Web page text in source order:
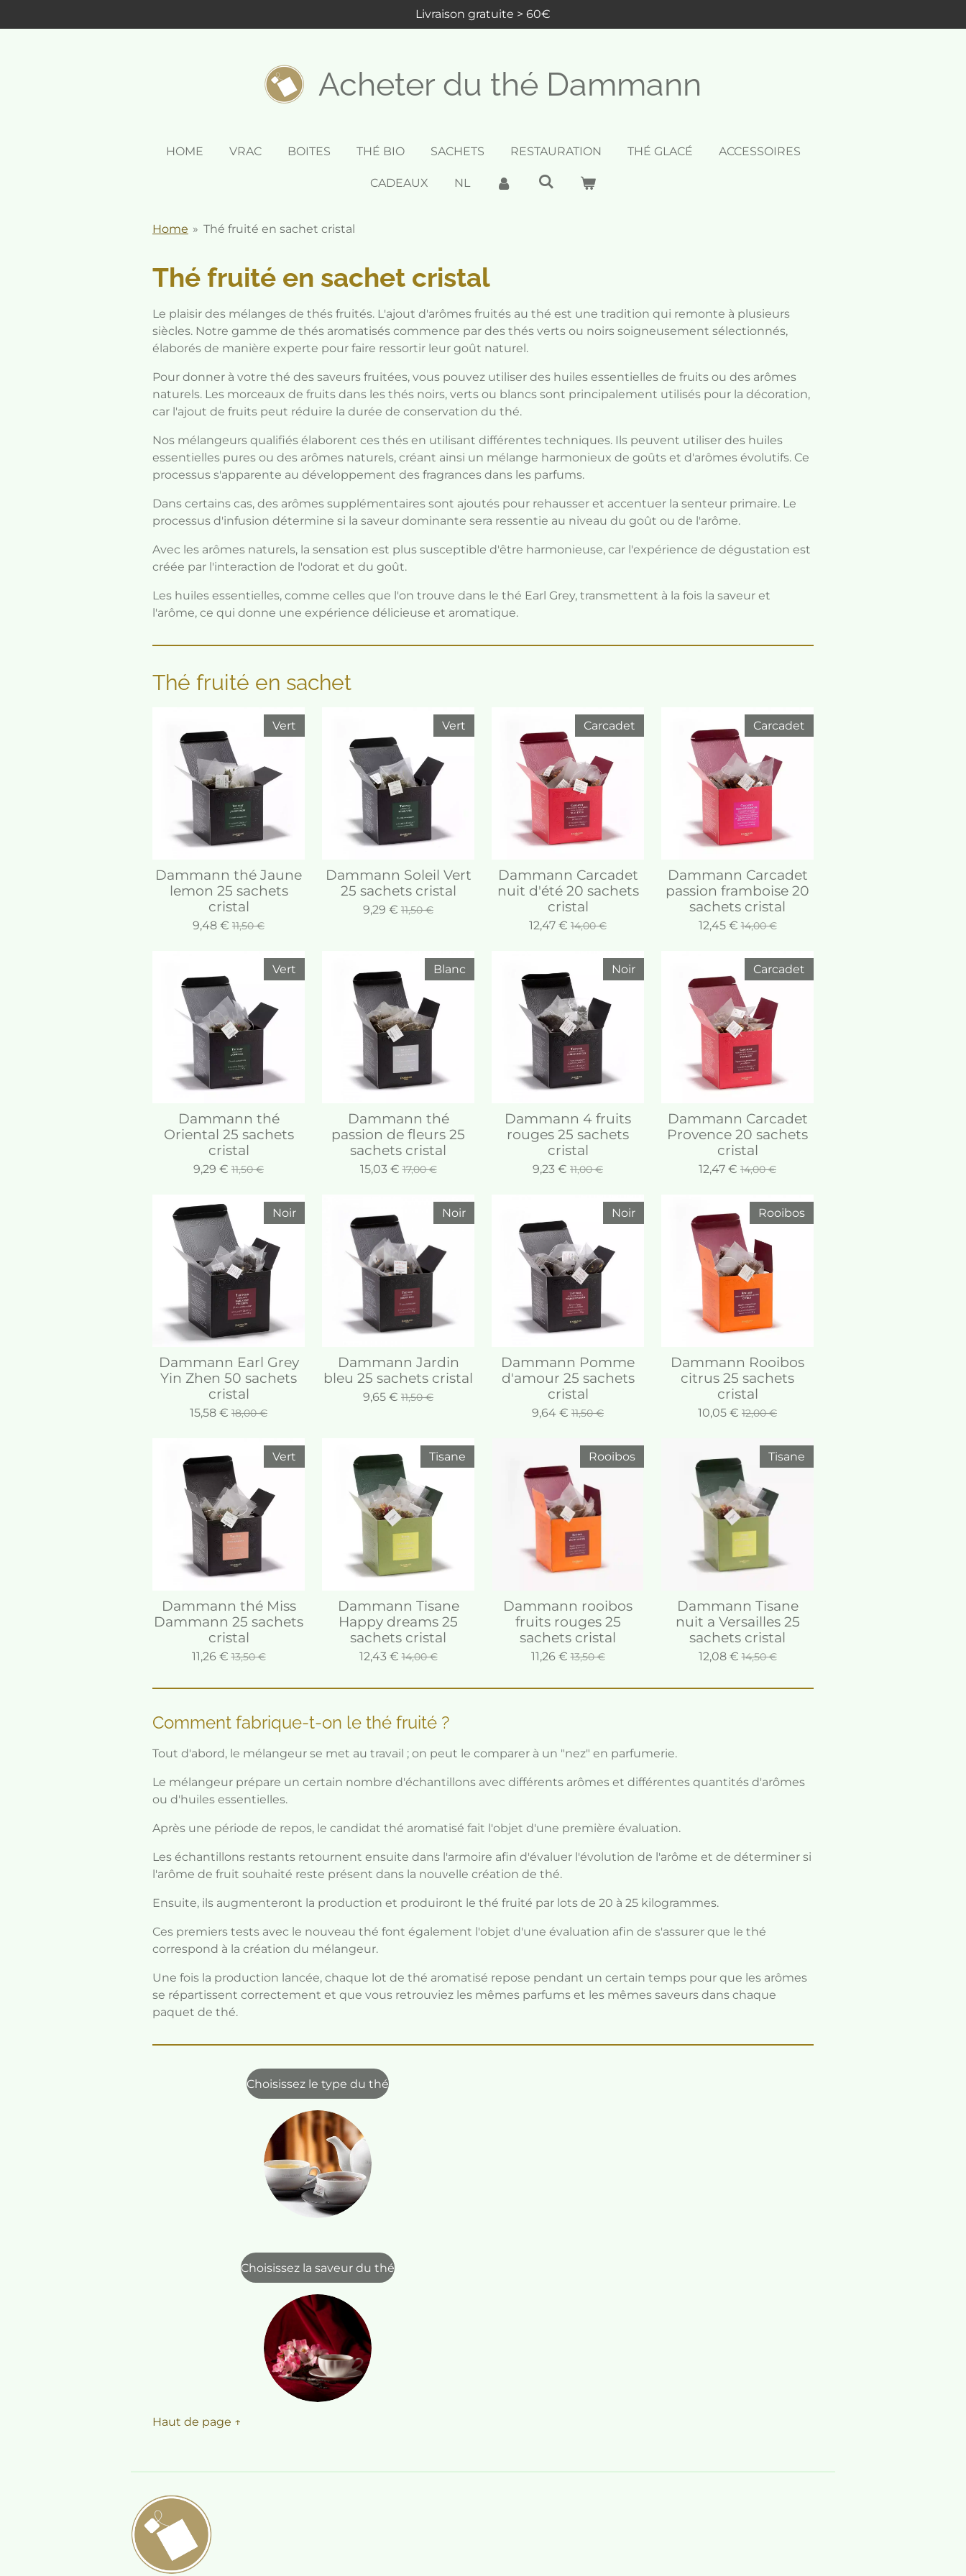
au
Livraison gratuite > 60€
Acheter du thé Dammann
HOME VRAC BOITES THÉ BIO SACHETS RESTAURATION THÉ GLACÉ ACCESSOIRES
CADEAUX NL
Home » Thé fruité en sachet cristal
Thé fruité en sachet cristal
Le plaisir des mélanges de thés fruités. L'ajout d'arômes fruités au thé est une tradition qui remonte à plusieurs
siècles. Notre gamme de thés aromatisés commence par des thés verts ou noirs soigneusement sélectionnés,
élaborés de manière experte pour faire ressortir leur goût naturel.
Pour donner à votre thé des saveurs fruitées, vous pouvez utiliser des huiles essentielles de fruits ou des arômes
naturels. Les morceaux de fruits dans les thés noirs, verts ou blancs sont principalement utilisés pour la décoration,
car l'ajout de fruits peut réduire la durée de conservation du thé.
Nos mélangeurs qualifiés élaborent ces thés en utilisant différentes techniques. Ils peuvent utiliser des huiles
essentielles pures ou des arômes naturels, créant ainsi un mélange harmonieux de goûts et d'arômes évolutifs. Ce
processus s'apparente au développement des fragrances dans les parfums.
Dans certains cas, des arômes supplémentaires sont ajoutés pour rehausser et accentuer la senteur primaire. Le
processus d'infusion détermine si la saveur dominante sera ressentie au niveau du goût ou de l'arôme.
Avec les arômes naturels, la sensation est plus susceptible d'être harmonieuse, car l'expérience de dégustation est
créée par l'interaction de l'odorat et du goût.
Les huiles essentielles, comme celles que l'on trouve dans le thé Earl Grey, transmettent à la fois la saveur et
l'arôme, ce qui donne une expérience délicieuse et aromatique.
Thé fruité en sachet
Vert
Dammann thé Jaune
lemon 25 sachets
cristal
9,48 € 11,50 €
Vert
Dammann Soleil Vert
25 sachets cristal
9,29 € 11,50 €
Carcadet
Dammann Carcadet
nuit d'été 20 sachets
cristal
12,47 € 14,00 €
Carcadet
Dammann Carcadet
passion framboise 20
sachets cristal
12,45 € 14,00 €
Vert
Dammann thé
Oriental 25 sachets
cristal
9,29 € 11,50 €
Blanc
Dammann thé
passion de fleurs 25
sachets cristal
15,03 € 17,00 €
Noir
Dammann 4 fruits
rouges 25 sachets
cristal
9,23 € 11,00 €
Carcadet
Dammann Carcadet
Provence 20 sachets
cristal
12,47 € 14,00 €
Noir
Dammann Earl Grey
Yin Zhen 50 sachets
cristal
15,58 € 18,00 €
Noir
Dammann Jardin
bleu 25 sachets cristal
9,65 € 11,50 €
Noir
Dammann Pomme
d'amour 25 sachets
cristal
9,64 € 11,50 €
Rooibos
Dammann Rooibos
citrus 25 sachets
cristal
10,05 € 12,00 €
Vert
Dammann thé Miss
Dammann 25 sachets
cristal
11,26 € 13,50 €
Tisane
Dammann Tisane
Happy dreams 25
sachets cristal
12,43 € 14,00 €
Rooibos
Dammann rooibos
fruits rouges 25
sachets cristal
11,26 € 13,50 €
Tisane
Dammann Tisane
nuit a Versailles 25
sachets cristal
12,08 € 14,50 €
Comment fabrique-t-on le thé fruité ?
Tout d'abord, le mélangeur se met au travail ; on peut le comparer à un "nez" en parfumerie.
Le mélangeur prépare un certain nombre d'échantillons avec différents arômes et différentes quantités d'arômes
ou d'huiles essentielles.
Après une période de repos, le candidat thé aromatisé fait l'objet d'une première évaluation.
Les échantillons restants retournent ensuite dans l'armoire afin d'évaluer l'évolution de l'arôme et de déterminer si
l'arôme de fruit souhaité reste présent dans la nouvelle création de thé.
Ensuite, ils augmenteront la production et produiront le thé fruité par lots de 20 à 25 kilogrammes.
Ces premiers tests avec le nouveau thé font également l'objet d'une évaluation afin de s'assurer que le thé
correspond à la création du mélangeur.
Une fois la production lancée, chaque lot de thé aromatisé repose pendant un certain temps pour que les arômes
se répartissent correctement et que vous retrouviez les mêmes parfums et les mêmes saveurs dans chaque
paquet de thé.
Choisissez le type du thé
Choisissez la saveur du thé
Haut de page ↑